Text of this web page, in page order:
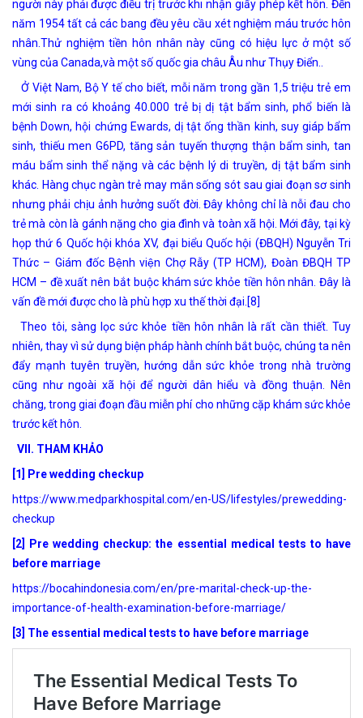
người này phải được điều trị trước khi nhận giấy phép kết hôn. Đến
năm 1954 tất cả các bang đều yêu cầu xét nghiệm máu trước hôn
nhân.Thử nghiệm tiền hôn nhân này cũng có hiệu lực ở một số
vùng của Canada,và một số quốc gia châu Âu như Thụy Điển..
Ở Việt Nam, Bộ Y tế cho biết, mỗi năm trong gần 1,5 triệu trẻ em
mới sinh ra có khoảng 40.000 trẻ bị dị tật bẩm sinh, phổ biến là
bệnh Down, hội chứng Ewards, dị tật ống thần kinh, suy giáp bẩm
sinh, thiếu men G6PD, tăng sản tuyến thượng thận bẩm sinh, tan
máu bẩm sinh thể nặng và các bệnh lý di truyền, dị tật bẩm sinh
khác. Hàng chục ngàn trẻ may mắn sống sót sau giai đoạn sơ sinh
nhưng phải chịu ảnh hưởng suốt đời. Đây không chỉ là nỗi đau cho
trẻ mà còn là gánh nặng cho gia đình và toàn xã hội. Mới đây, tại kỳ
họp thứ 6 Quốc hội khóa XV, đại biểu Quốc hội (ĐBQH) Nguyễn Tri
Thức – Giám đốc Bệnh viện Chợ Rẫy (TP HCM), Đoàn ĐBQH TP
HCM – đề xuất nên bắt buộc khám sức khỏe tiền hôn nhân. Đây là
vấn đề mới được cho là phù hợp xu thế thời đại.[8]
Theo tôi, sàng lọc sức khỏe tiền hôn nhân là rất cần thiết. Tuy
nhiên, thay vì sử dụng biện pháp hành chính bắt buộc, chúng ta nên
đẩy mạnh tuyên truyền, hướng dẫn sức khỏe trong nhà trường
cũng như ngoài xã hội để người dân hiểu và đồng thuận. Nên
chăng, trong giai đoạn đầu miễn phí cho những cặp khám sức khỏe
trước kết hôn.
VII. THAM KHẢO
[1] Pre wedding checkup
https://www.medparkhospital.com/en-US/lifestyles/prewedding-
checkup
[2] Pre wedding checkup: the essential medical tests to have
before marriage
https://bocahindonesia.com/en/pre-marital-check-up-the-
importance-of-health-examination-before-marriage/
[3] T he essential medical tests to have before marriage